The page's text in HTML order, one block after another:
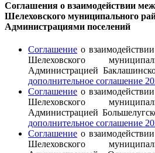
Соглашения о взаимодействии
Шелеховского муниципального
Администрациями поселений
Соглашение о
Шелеховского
Администрацией
дополнительное соглашение
Соглашение о
Шелеховского
Администрацией
дополнительное соглашение
Соглашение о
Шелеховского